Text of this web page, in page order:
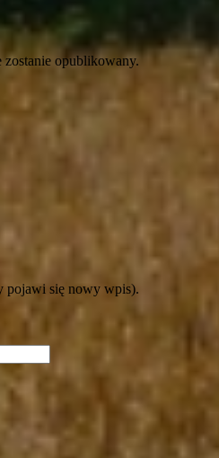
zostanie opublikowany.
pojawi się nowy wpis).